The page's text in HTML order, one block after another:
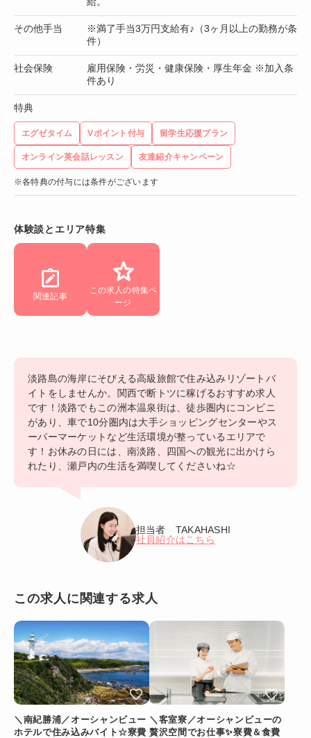
その他手当
※満了手当3万円支給有♪（3ヶ月以上の勤務が条
件）
社会保険
雇用保険・労災・健康保険・厚生年金 ※加入条
件あり
特典
エグゼタイム Vポイント付与 留学生応援プラン
オンライン英会話レッスン 友達紹介キャンペーン
※各特典の付与には条件がございます
体験談とエリア特集
関連記事
この求人の特集ペ
ージ
淡路島の海岸にそびえる高級旅館で住み込みリゾートバ
イトをしませんか。関西で断トツに稼げるおすすめ求人
です！淡路でもこの洲本温泉街は、徒歩圏内にコンビニ
があり、車で10分圏内は大手ショッピングセンターやス
ーパーマーケットなど生活環境が整っているエリアで
す！お休みの日には、南淡路、四国への観光に出かけら
れたり、瀬戸内の生活を満喫してくださいね☆
担当者 TAKAHASHI
社員紹介はこちら
この求人に関連する求人
＼南紀勝浦／オーシャンビュー
ホテルで住み込みバイト☆寮費
＼客室寮／オーシャンビューの
贅沢空間でお仕事✨寮費＆食費